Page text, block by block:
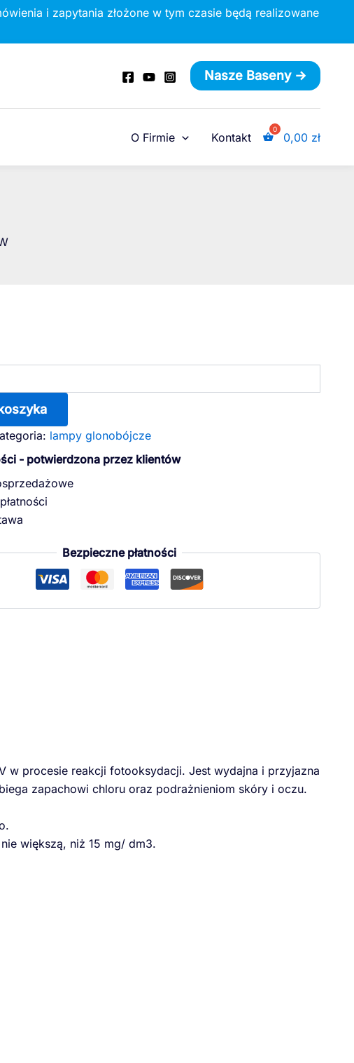
i zapytania złożone w tym czasie będą realizowane
Nasze Baseny ->
O Firmie Kontakt 0,00 zł
lampy glonobójcze
- potwierdzona przez klientów
Bezpieczne płatności
w procesie reakcji fotooksydacji. Jest wydajna i przyjazna
zapachowi chloru oraz podrażnieniom skóry i oczu.
większą, niż 15 mg/ dm3.